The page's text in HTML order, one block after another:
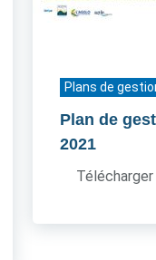
Plans de
Plan de
2021